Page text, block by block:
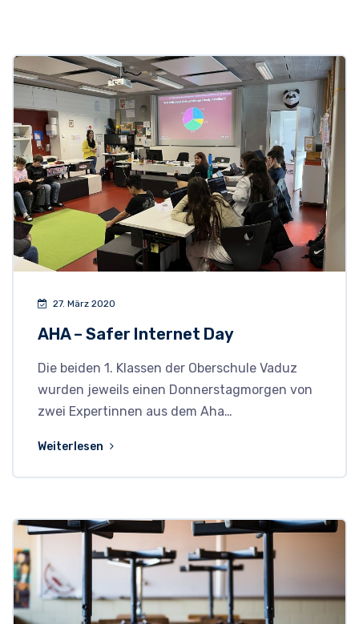
27. März 2020
AHA – Safer Internet Day
Die beiden 1. Klassen der Oberschule Vaduz
wurden jeweils einen Donnerstagmorgen von
zwei Expertinnen aus dem Aha…
Weiterlesen